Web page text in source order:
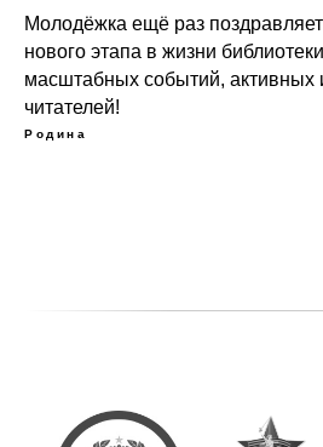
Молодёжка ещё раз
нового этапа в жизни
масштабных событий, активных
читателей!
Родина